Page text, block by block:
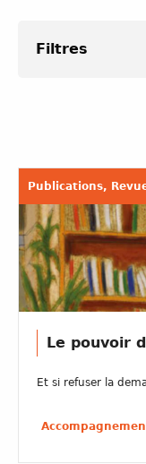
Filtres
Publications,
Le pouvoir
Et si refuser la